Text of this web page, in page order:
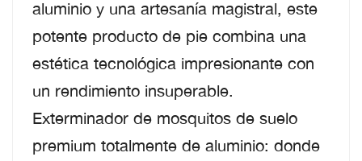
aluminio y una artesanía magistral, este
potente producto de pie combina una
estética tecnológica impresionante con
un rendimiento insuperable.
Exterminador de mosquitos de suelo
premium totalmente de aluminio: donde